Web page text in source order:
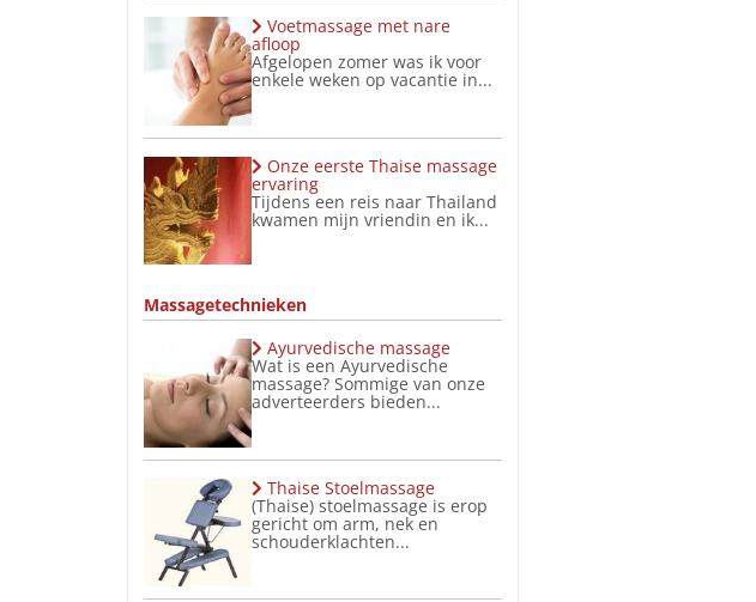
Voetmassage met nare
afloop
Afgelopen zomer was ik voor
enkele weken op vacantie in...
Onze eerste Thaise massage
ervaring
Tijdens een reis naar Thailand
kwamen mijn vriendin en ik...
Massagetechnieken
Ayurvedische massage
Wat is een Ayurvedische
massage? Sommige van onze
adverteerders bieden...
Thaise Stoelmassage
(Thaise) stoelmassage is erop
gericht om arm, nek en
schouderklachten...